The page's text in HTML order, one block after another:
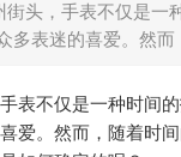
街头，手表不仅是一
多表迷的喜爱。然
表不仅是一种时间
爱。然而，随着时